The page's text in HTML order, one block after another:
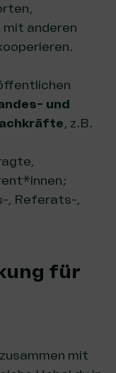
mit anderen
und
, z.B.
, Referats-,
für
mit